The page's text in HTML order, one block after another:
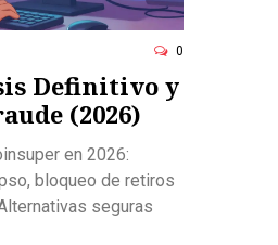
0
Definitivo y
(2026)
en 2026:
bloqueo de retiros
seguras